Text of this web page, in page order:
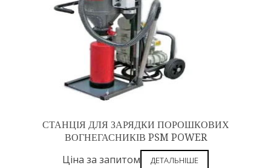
СТАНЦІЯ ДЛЯ ЗАРЯДКИ ПОРОШКОВИХ
ВОГНЕГАСНИКІВ PSM POWER
Ціна за запитом ДЕТАЛЬНІШЕ